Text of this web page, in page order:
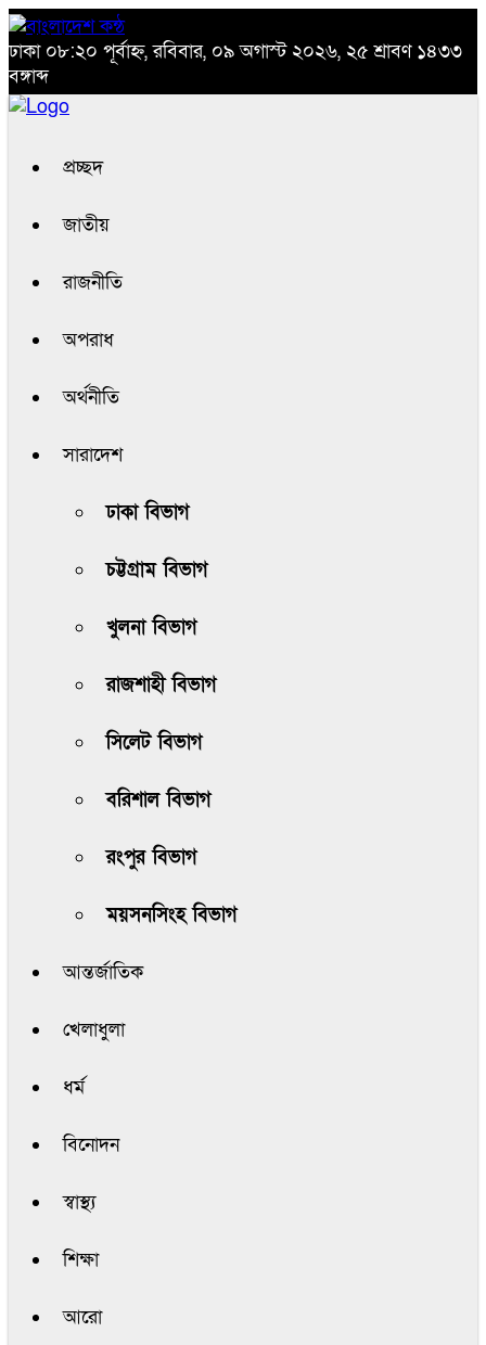
ঢাকা ০৮:২০ পূর্বাহ্ন, রবিবার, ০৯ অগাস্ট ২০২৬, ২৫ শ্রাবণ ১৪৩৩
বঙ্গাব্দ
প্রচ্ছদ
জাতীয়
রাজনীতি
অপরাধ
অর্থনীতি
সারাদেশ
ঢাকা বিভাগ
চট্টগ্রাম বিভাগ
খুলনা বিভাগ
রাজশাহী বিভাগ
সিলেট বিভাগ
বরিশাল বিভাগ
রংপুর বিভাগ
ময়সনসিংহ বিভাগ
আন্তর্জাতিক
খেলাধুলা
ধর্ম
বিনোদন
স্বাস্থ্য
শিক্ষা
আরো